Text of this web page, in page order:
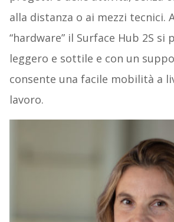
alla distanza o ai mezzi tecnici.
“hardware” il Surface Hub 2S si
leggero e sottile e con un
consente una facile mobilità a
lavoro.